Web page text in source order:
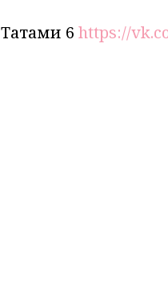
Татами 6 https://